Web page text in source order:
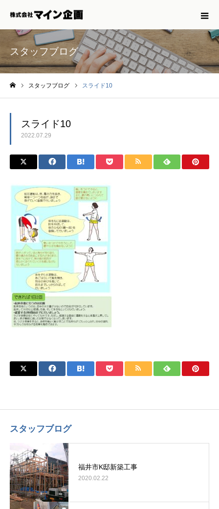
スタッフブログ
スタッフブログ スライド10
スライド10
2022.07.29
スタッフブログ
福井市K邸新築工事
2020.02.22